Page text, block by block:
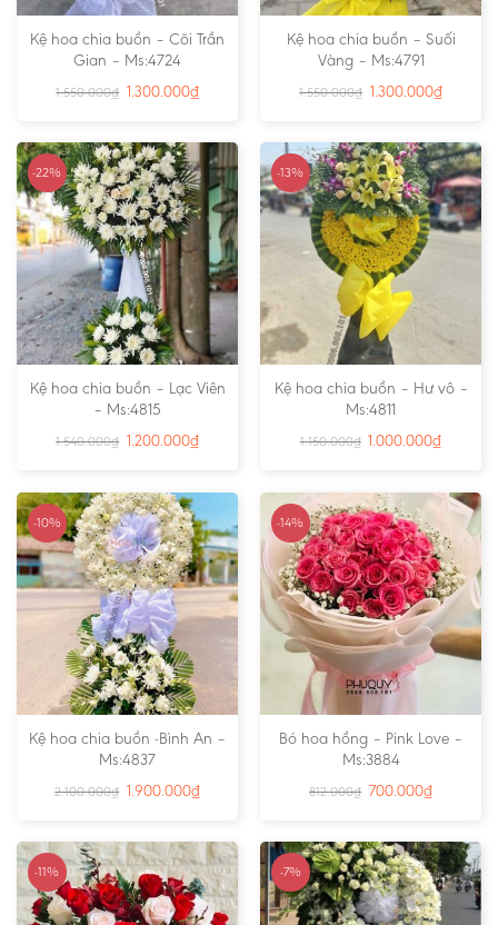
Kệ hoa chia buồn – Cõi Trần
Gian – Ms:4724
1.550.000₫ 1.300.000₫
Kệ hoa chia buồn – Suối
Vàng – Ms:4791
1.550.000₫ 1.300.000₫
-22%
Kệ hoa chia buồn – Lạc Viên
– Ms:4815
1.540.000₫ 1.200.000₫
-13%
Kệ hoa chia buồn – Hư vô –
Ms:4811
1.150.000₫ 1.000.000₫
-10%
Kệ hoa chia buồn -Bình An –
Ms:4837
2.100.000₫ 1.900.000₫
-14%
Bó hoa hồng – Pink Love –
Ms:3884
812.000₫ 700.000₫
-11% -7%